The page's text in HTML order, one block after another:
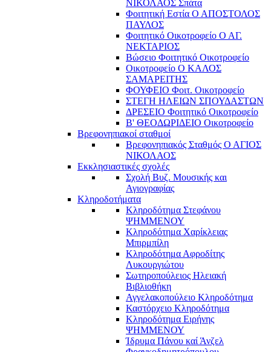
ΝΙΚΟΛΑΟΣ Σπάτα
Φοιτητική Εστία Ο ΑΠΟΣΤΟΛΟΣ
ΠΑΥΛΟΣ
Φοιτητικό Οικοτροφείο Ο ΑΓ.
ΝΕΚΤΑΡΙΟΣ
Βώσειο Φοιτητικό Οικοτροφείο
Οικοτροφείο Ο ΚΑΛΟΣ
ΣΑΜΑΡΕΙΤΗΣ
ΦΟΥΦΕΙΟ Φοιτ. Οικοτροφείο
ΣΤΕΓΗ ΗΛΕΙΩΝ ΣΠΟΥΔΑΣΤΩΝ
ΔΡΕΣΕΙΟ Φοιτητικό Οικοτροφείο
Β' ΘΕΟΔΩΡΙΔΕΙΟ Οικοτροφείο
Βρεφονηπιακοί σταθμοί
Βρεφονηπιακός Σταθμός Ο ΑΓΙΟΣ
ΝΙΚΟΛΑΟΣ
Εκκλησιαστικές σχολές
Σχολή Βυζ. Μουσικής και
Αγιογραφίας
Κληροδοτήματα
Κληροδότημα Στεφάνου
ΨΗΜΜΕΝΟΥ
Κληροδότημα Χαρίκλειας
Μπιρμπίλη
Κληροδότημα Αφροδίτης
Λυκουργιώτου
Σωτηροπούλειος Ηλειακή
Βιβλιοθήκη
Αγγελακοπούλειο Κληροδότημα
Καστόρχειο Κληροδότημα
Κληροδότημα Ειρήνης
ΨΗΜΜΕΝΟΥ
Ίδρυμα Πάνου καί Άνζελ